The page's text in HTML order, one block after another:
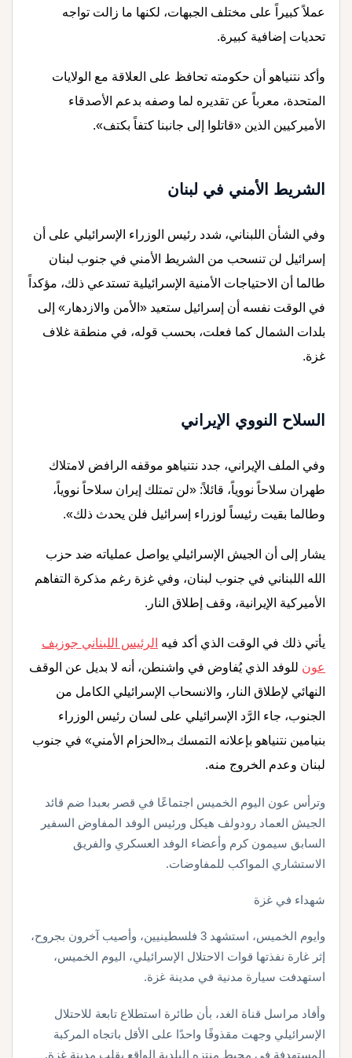
عملاً كبيراً على مختلف الجبهات، لكنها ما زالت تواجه
تحديات إضافية كبيرة.
وأكد نتنياهو أن حكومته تحافظ على العلاقة مع الولايات
المتحدة، معرباً عن تقديره لما وصفه بدعم الأصدقاء
الأميركيين الذين «قاتلوا إلى جانبنا كتفاً بكتف».
الشريط الأمني في لبنان
وفي الشأن اللبناني، شدد رئيس الوزراء الإسرائيلي على أن
إسرائيل لن تنسحب من الشريط الأمني في جنوب لبنان
طالما أن الاحتياجات الأمنية الإسرائيلية تستدعي ذلك، مؤكداً
في الوقت نفسه أن إسرائيل ستعيد «الأمن والازدهار» إلى
بلدات الشمال كما فعلت، بحسب قوله، في منطقة غلاف
غزة.
السلاح النووي الإيراني
وفي الملف الإيراني، جدد نتنياهو موقفه الرافض لامتلاك
طهران سلاحاً نووياً، قائلاً: «لن تمتلك إيران سلاحاً نووياً،
وطالما بقيت رئيساً لوزراء إسرائيل فلن يحدث ذلك».
يشار إلى أن الجيش الإسرائيلي يواصل عملياته ضد حزب
الله اللبناني في جنوب لبنان، وفي غزة رغم مذكرة التفاهم
الأميركية الإيرانية، وقف إطلاق النار.
يأتي ذلك في الوقت الذي أكد فيه الرئيس اللبناني جوزيف
عون للوفد الذي يُفاوض في واشنطن، أنه لا بديل عن الوقف
النهائي لإطلاق النار، والانسحاب الإسرائيلي الكامل من
الجنوب، جاء الرَّد الإسرائيلي على لسان رئيس الوزراء
بنيامين نتنياهو بإعلانه التمسك بـ«الحزام الأمني» في جنوب
لبنان وعدم الخروج منه.
وترأس عون اليوم الخميس اجتماعًا في قصر بعبدا ضم قائد
الجيش العماد رودولف هيكل ورئيس الوفد المفاوض السفير
السابق سيمون كرم وأعضاء الوفد العسكري والفريق
الاستشاري المواكب للمفاوضات.
شهداء في غزة
وايوم الخميس، استشهد 3 فلسطينيين، وأصيب آخرون بجروح،
إثر غارة نفذتها قوات الاحتلال الإسرائيلي، اليوم الخميس،
استهدفت سيارة مدنية في مدينة غزة.
وأفاد مراسل قناة الغد، بأن طائرة استطلاع تابعة للاحتلال
الإسرائيلي وجهت مقذوفًا واحدًا على الأقل باتجاه المركبة
المستهدفة في محيط منتزه البلدية الواقع بقلب مدينة غزة.